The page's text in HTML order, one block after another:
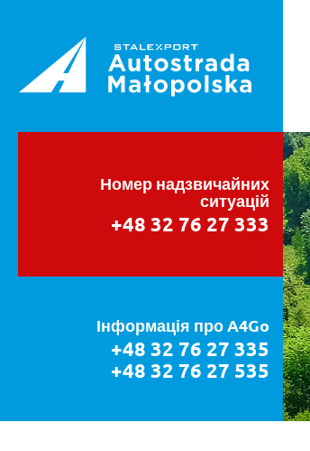
Номер надзвичайних
ситуацій
+48 32 76 27 333
Інформація про A4Go
+48 32 76 27 335
+48 32 76 27 535